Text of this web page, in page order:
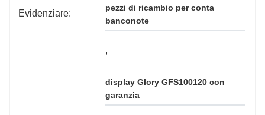
Evidenziare:
pezzi di ricambio per conta
banconote
,
display Glory GFS100120 con
garanzia